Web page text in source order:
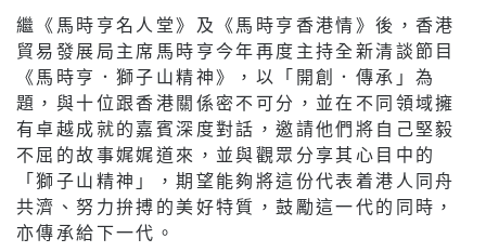
繼《馬時亨名人堂》及《馬時亨香港情》後，香港
貿易發展局主席馬時亨今年再度主持全新清談節目
《馬時亨．獅子山精神》，以「開創．傳承」為
題，與十位跟香港關係密不可分，並在不同領域擁
有卓越成就的嘉賓深度對話，邀請他們將自己堅毅
不屈的故事娓娓道來，並與觀眾分享其心目中的
「獅子山精神」，期望能夠將這份代表着港人同舟
共濟、努力拚搏的美好特質，鼓勵這一代的同時，
亦傳承給下一代。